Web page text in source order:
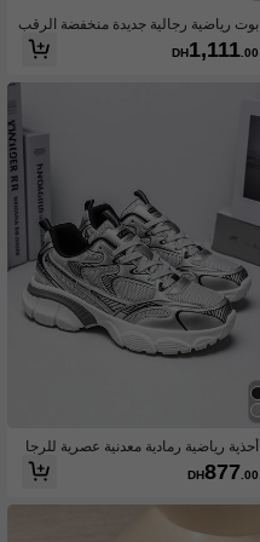
بوت رياضية رجالية جديدة منخفضة الرقب
ة، بوت مريحة للتنزه والصيد والمشي اليو
مي والعمل الرياضي الكاجوال
DH1,111.00
أحذية رياضية رمادية معدنية عصرية للرجا
ل، أحذية رياضية كاجوال متعددة الاستخدا
مات خفيفة الوزن ماصة للصدمات
DH877 .00